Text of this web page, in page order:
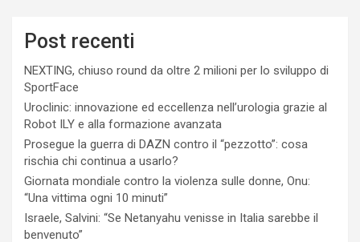
Post recenti
NEXTING, chiuso round da oltre 2 milioni per lo sviluppo di
SportFace
Uroclinic: innovazione ed eccellenza nell’urologia grazie al
Robot ILY e alla formazione avanzata
Prosegue la guerra di DAZN contro il “pezzotto”: cosa
rischia chi continua a usarlo?
Giornata mondiale contro la violenza sulle donne, Onu:
“Una vittima ogni 10 minuti”
Israele, Salvini: “Se Netanyahu venisse in Italia sarebbe il
benvenuto”